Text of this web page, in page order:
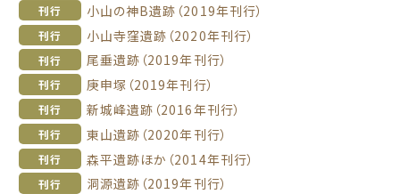
刊行 小山の神B遺跡（2019年刊行）
刊行 小山寺窪遺跡（2020年刊行）
刊行 尾垂遺跡（2019年刊行）
刊行 庚申塚（2019年刊行）
刊行 新城峰遺跡（2016年刊行）
刊行 東山遺跡（2020年刊行）
刊行 森平遺跡ほか（2014年刊行）
刊行 洞源遺跡（2019年刊行）